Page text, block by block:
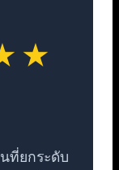
ที่ยกระดับ